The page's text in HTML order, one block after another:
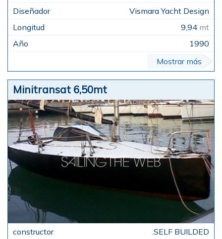
Vismara Yacht Design
9,94 mt
1990
Mostrar más
Minitransat 6,50mt
.SELF BUILDED